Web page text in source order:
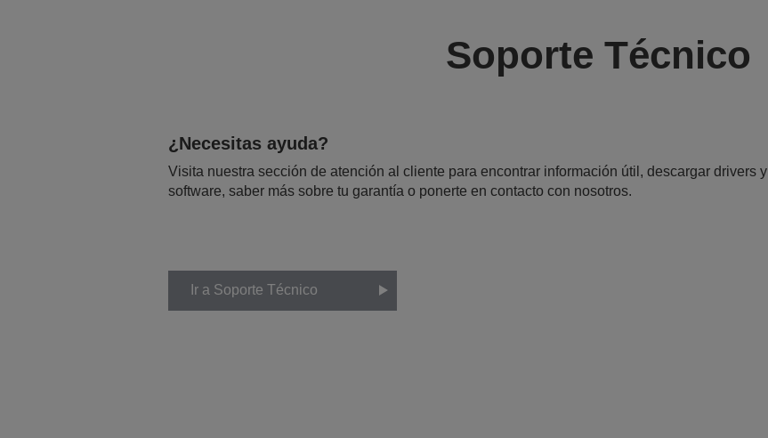
Soporte Técnico
¿Necesitas ayuda?
Visita nuestra sección de atención al cliente para encontrar información útil, descargar drivers y
software, saber más sobre tu garantía o ponerte en contacto con nosotros.
Ir a Soporte Técnico